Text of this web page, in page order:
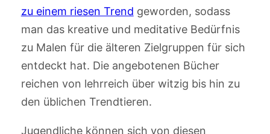
zu einem riesen Trend geworden, sodass
man das kreative und meditative Bedürfnis
zu Malen für die älteren Zielgruppen für sich
entdeckt hat. Die angebotenen Bücher
reichen von lehrreich über witzig bis hin zu
den üblichen Trendtieren.
Jugendliche können sich von diesen